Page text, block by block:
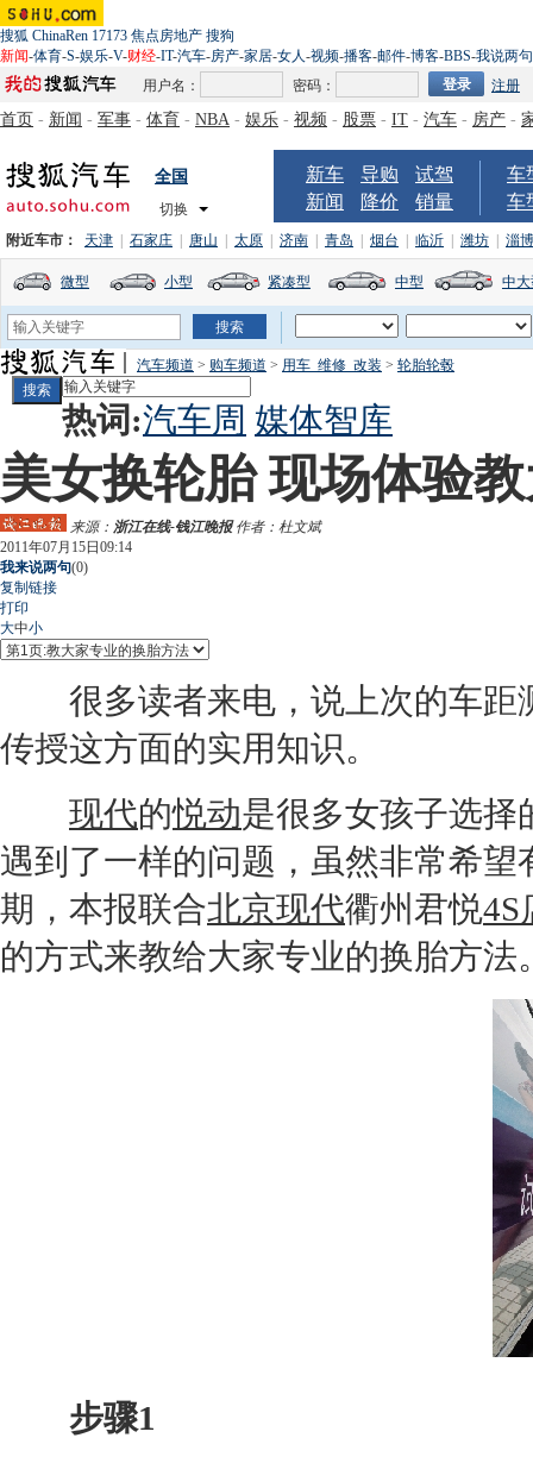
搜狐 ChinaRen 17173 焦点房地产 搜狗
新闻-体育-S-娱乐-V-财经-IT-汽车-房产-家居-女人-视频-播客-邮件-博客-BBS-我说两句
用户名：
密码： 注册
首页 - 新闻 - 军事 - 体育 - NBA - 娱乐 - 视频 - 股票 - IT - 汽车 - 房产 -
全国
切换
新车 导购
试驾
新闻
降价 销量
车
车
附近车市： 天津 石家庄 唐山 太原 济南 青岛 烟台 临沂 潍坊 淄博
微型 小型 紧凑型 中型 中
汽车频道 > 购车频道 > 用车_维修_改装 > 轮胎轮毂
热词:汽车周 媒体智库
美女换轮胎 现场体验
来源： 浙江在线-钱江晚报作者：杜文斌
2011年07月15日09:14
我来说两句(0)
复制链接
打印
大中小
很多读者来电，说上次的车距
传授这方面的实用知识。
现代的悦动是很多女孩子选择
遇到了一样的问题，虽然非常希
期，本报联合北京现代衢州君悦4S
的方式来教给大家专业的换胎方法
步骤1